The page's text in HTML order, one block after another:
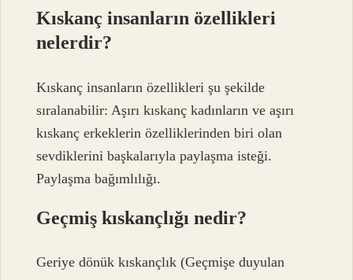
Kıskanç insanların özellikleri
nelerdir?
Kıskanç insanların özellikleri şu şekilde
sıralanabilir: Aşırı kıskanç kadınların ve aşırı
kıskanç erkeklerin özelliklerinden biri olan
sevdiklerini başkalarıyla paylaşma isteği.
Paylaşma bağımlılığı.
Geçmiş kıskançlığı nedir?
Geriye dönük kıskançlık (Geçmişe duyulan